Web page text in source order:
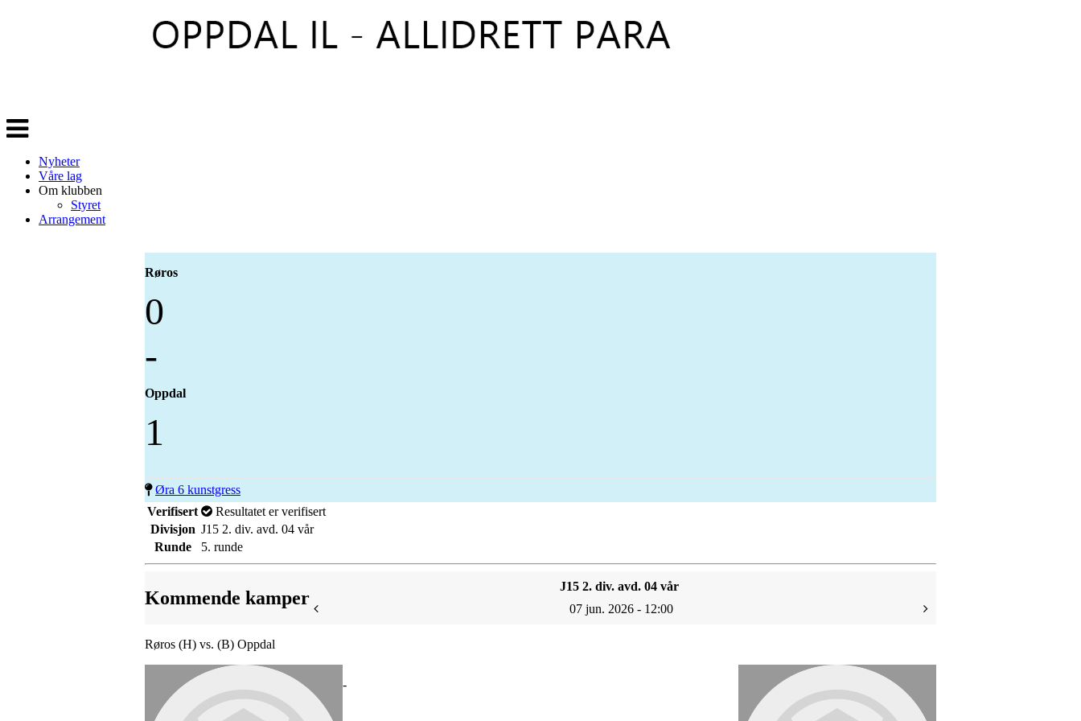
Veksle
navigasjon
Nyheter
Våre lag
Om klubben
Styret
Arrangement
Røros
0
-
Oppdal
1
Øra 6 kunstgress
Verifisert
Resultatet er verifisert
Divisjon J15 2. div. avd. 04 vår
Runde
5. runde
Kommende kamper
J15 2. div. avd. 04 vår
07 jun. 2026 - 12:00
Røros (H) vs. (B) Oppdal
-